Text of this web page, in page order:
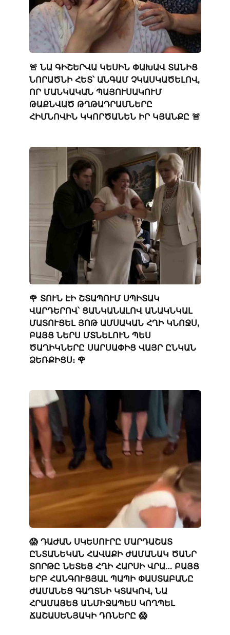
🚨 ՆԱ ԳԻՇԵՐՎԱ ԿԵՍԻՆ ՓԱԽԱՎ ՏԱՆԻՑ
ՆՈՐԱԾՆԻ ՀԵՏ՝ ԱՆԳԱՄ ՉԿԱՍԿԱԾԵԼՈՎ,
ՈՐ ՄԱՆԿԱԿԱՆ ՊԱՅՈՒՍԱԿՈՒՄ
ԹԱՔՆՎԱԾ ԹՂԹԱԴՐԱՄՆԵՐԸ
ՀԻՄՆՈՎԻՆ ԿԿՈՐԾԱՆԵՆ ԻՐ ԿՅԱՆՔԸ 🚨
🌹 ՏՈՒՆ ԷԻ ՇՏԱՊՈՒՄ ՍՊԻՏԱԿ
ՎԱՐԴԵՐՈՎ՝ ՑԱՆԿԱՆԱԼՈՎ ԱՆԱԿՆԿԱԼ
ՄԱՏՈՒՑԵԼ ՅՈԹ ԱՄՍԱԿԱՆ ՀՂԻ ԿՆՈՋՍ,
ԲԱՅՑ ՆԵՐՍ ՄՏՆԵԼՈՒՆ ՊԵՍ
ԾԱՂԻԿՆԵՐԸ ՍԱՐՍԱՓԻՑ ՎԱՅՐ ԸՆԿԱՆ
ՁԵՌՔԻՑՍ։ 🌹
😱 ԴԱԺԱՆ ՍԿԵՍՈՒՐԸ ՄԱՐԴԱՇԱՏ
ԸՆՏԱՆԵԿԱՆ ՀԱՎԱՔԻ ԺԱՄԱՆԱԿ ԾԱՆՐ
ՏՈՐԹԸ ՆԵՏԵՑ ՀՂԻ ՀԱՐՍԻ ՎՐԱ… ԲԱՅՑ
ԵՐԲ ՀԱՆԳՈՒՑՅԱԼ ՊԱՊԻ ՓԱՍՏԱԲԱՆԸ
ԺԱՄԱՆԵՑ ԳԱՂՏՆԻ ԿՏԱԿՈՎ, ՆԱ
ՀՐԱՄԱՅԵՑ ԱՆՄԻՋԱՊԵՍ ԿՈՂՊԵԼ
ՃԱՇԱՍԵՆՅԱԿԻ ԴՌՆԵՐԸ 😱